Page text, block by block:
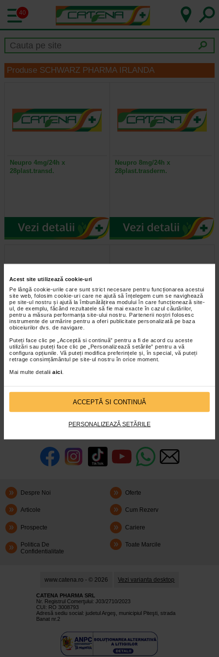
Acest site utilizează cookie-uri
Pe lângă cookie-urile care sunt strict necesare pentru funcționarea acestui
site web, folosim cookie-uri care ne ajută să înțelegem cum se navighează
pe site-ul nostru și ajută la îmbunătățirea modului în care funcționează site-
ul, de exemplu, făcând rezultatele să fie mai exacte în cazul căutărilor,
pentru a măsura performanța site-ului nostru. Partenerii noștri folosesc
instrumente de urmărire pentru a oferi publicitate personalizată pe baza
obiceiurilor dvs. de navigare.
Puteți face clic pe „Acceptă si continuă” pentru a fi de acord cu aceste
utilizări sau puteți face clic pe „Personalizează setările” pentru a vă
configura opțiunile. Vă puteți modifica preferințele și, în special, vă puteți
retrage consimțământul pe site-ul nostru în orice moment.
Mai multe detalii aici
ACCEPTĂ SI CONTINUĂ
PERSONALIZEAZĂ SETĂRILE
40
Produse SCHWARZ PHARMA IRLANDA
Neupro 4mg/24h x
28plast.transd.
Neupro 8mg/24h x
28plast.trasderm.
Neupro 6mg/24h x 28plasturi
Neupro 2mg/24h x 28 plasturi
infoline@catena.ro CallCenter
Despre Noi Oferte
Articole Cum Rezerv
Prospecte Cariere
Politica De
Confidentialitate
Toate Marcile
www.catena.ro - © 2026 Vezi varianta desktop
CATENA PHARMA SRL
Nr. Registrul Comerţului: J03/2710/2023
CUI: RO 3008793
Adresă sediu social: judetul Argeş, municipiul Piteşti, strada
Banat nr.2